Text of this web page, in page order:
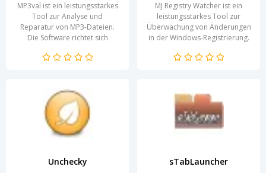
MP3val ist ein leistungsstarkes
Tool zur Analyse und
Reparatur von MP3-Dateien.
Die Software richtet sich
Enthusiasten als auch an...
MJ Registry Watcher ist ein
leistungsstarkes Tool zur
Überwachung von Änderungen
in der Windows-Registrierung.
zentraler Bestandteil...
Unchecky sTabLauncher